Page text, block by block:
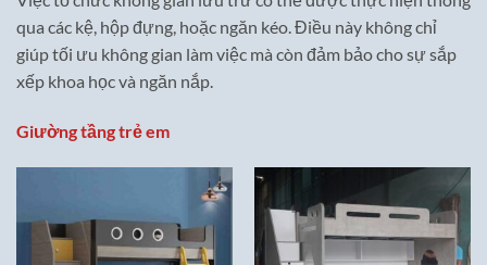
qua các kệ, hộp đựng, hoặc ngăn kéo. Điều này không chỉ
giúp tối ưu không gian làm việc mà còn đảm bảo cho sự sắp
xếp khoa học và ngăn nắp.
Giường tầng trẻ em